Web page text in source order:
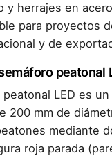
y herrajes en
para proyectos
y de
peatonal
LED es
200 mm de
mediante
roja parada